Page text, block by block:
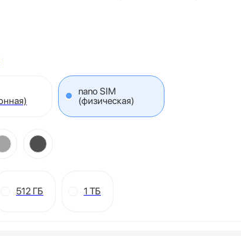
nano SIM
(физическая)
512 ГБ 1 ТБ